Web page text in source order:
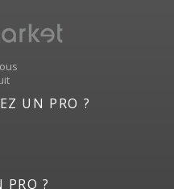
UN PRO ?
PRO ?